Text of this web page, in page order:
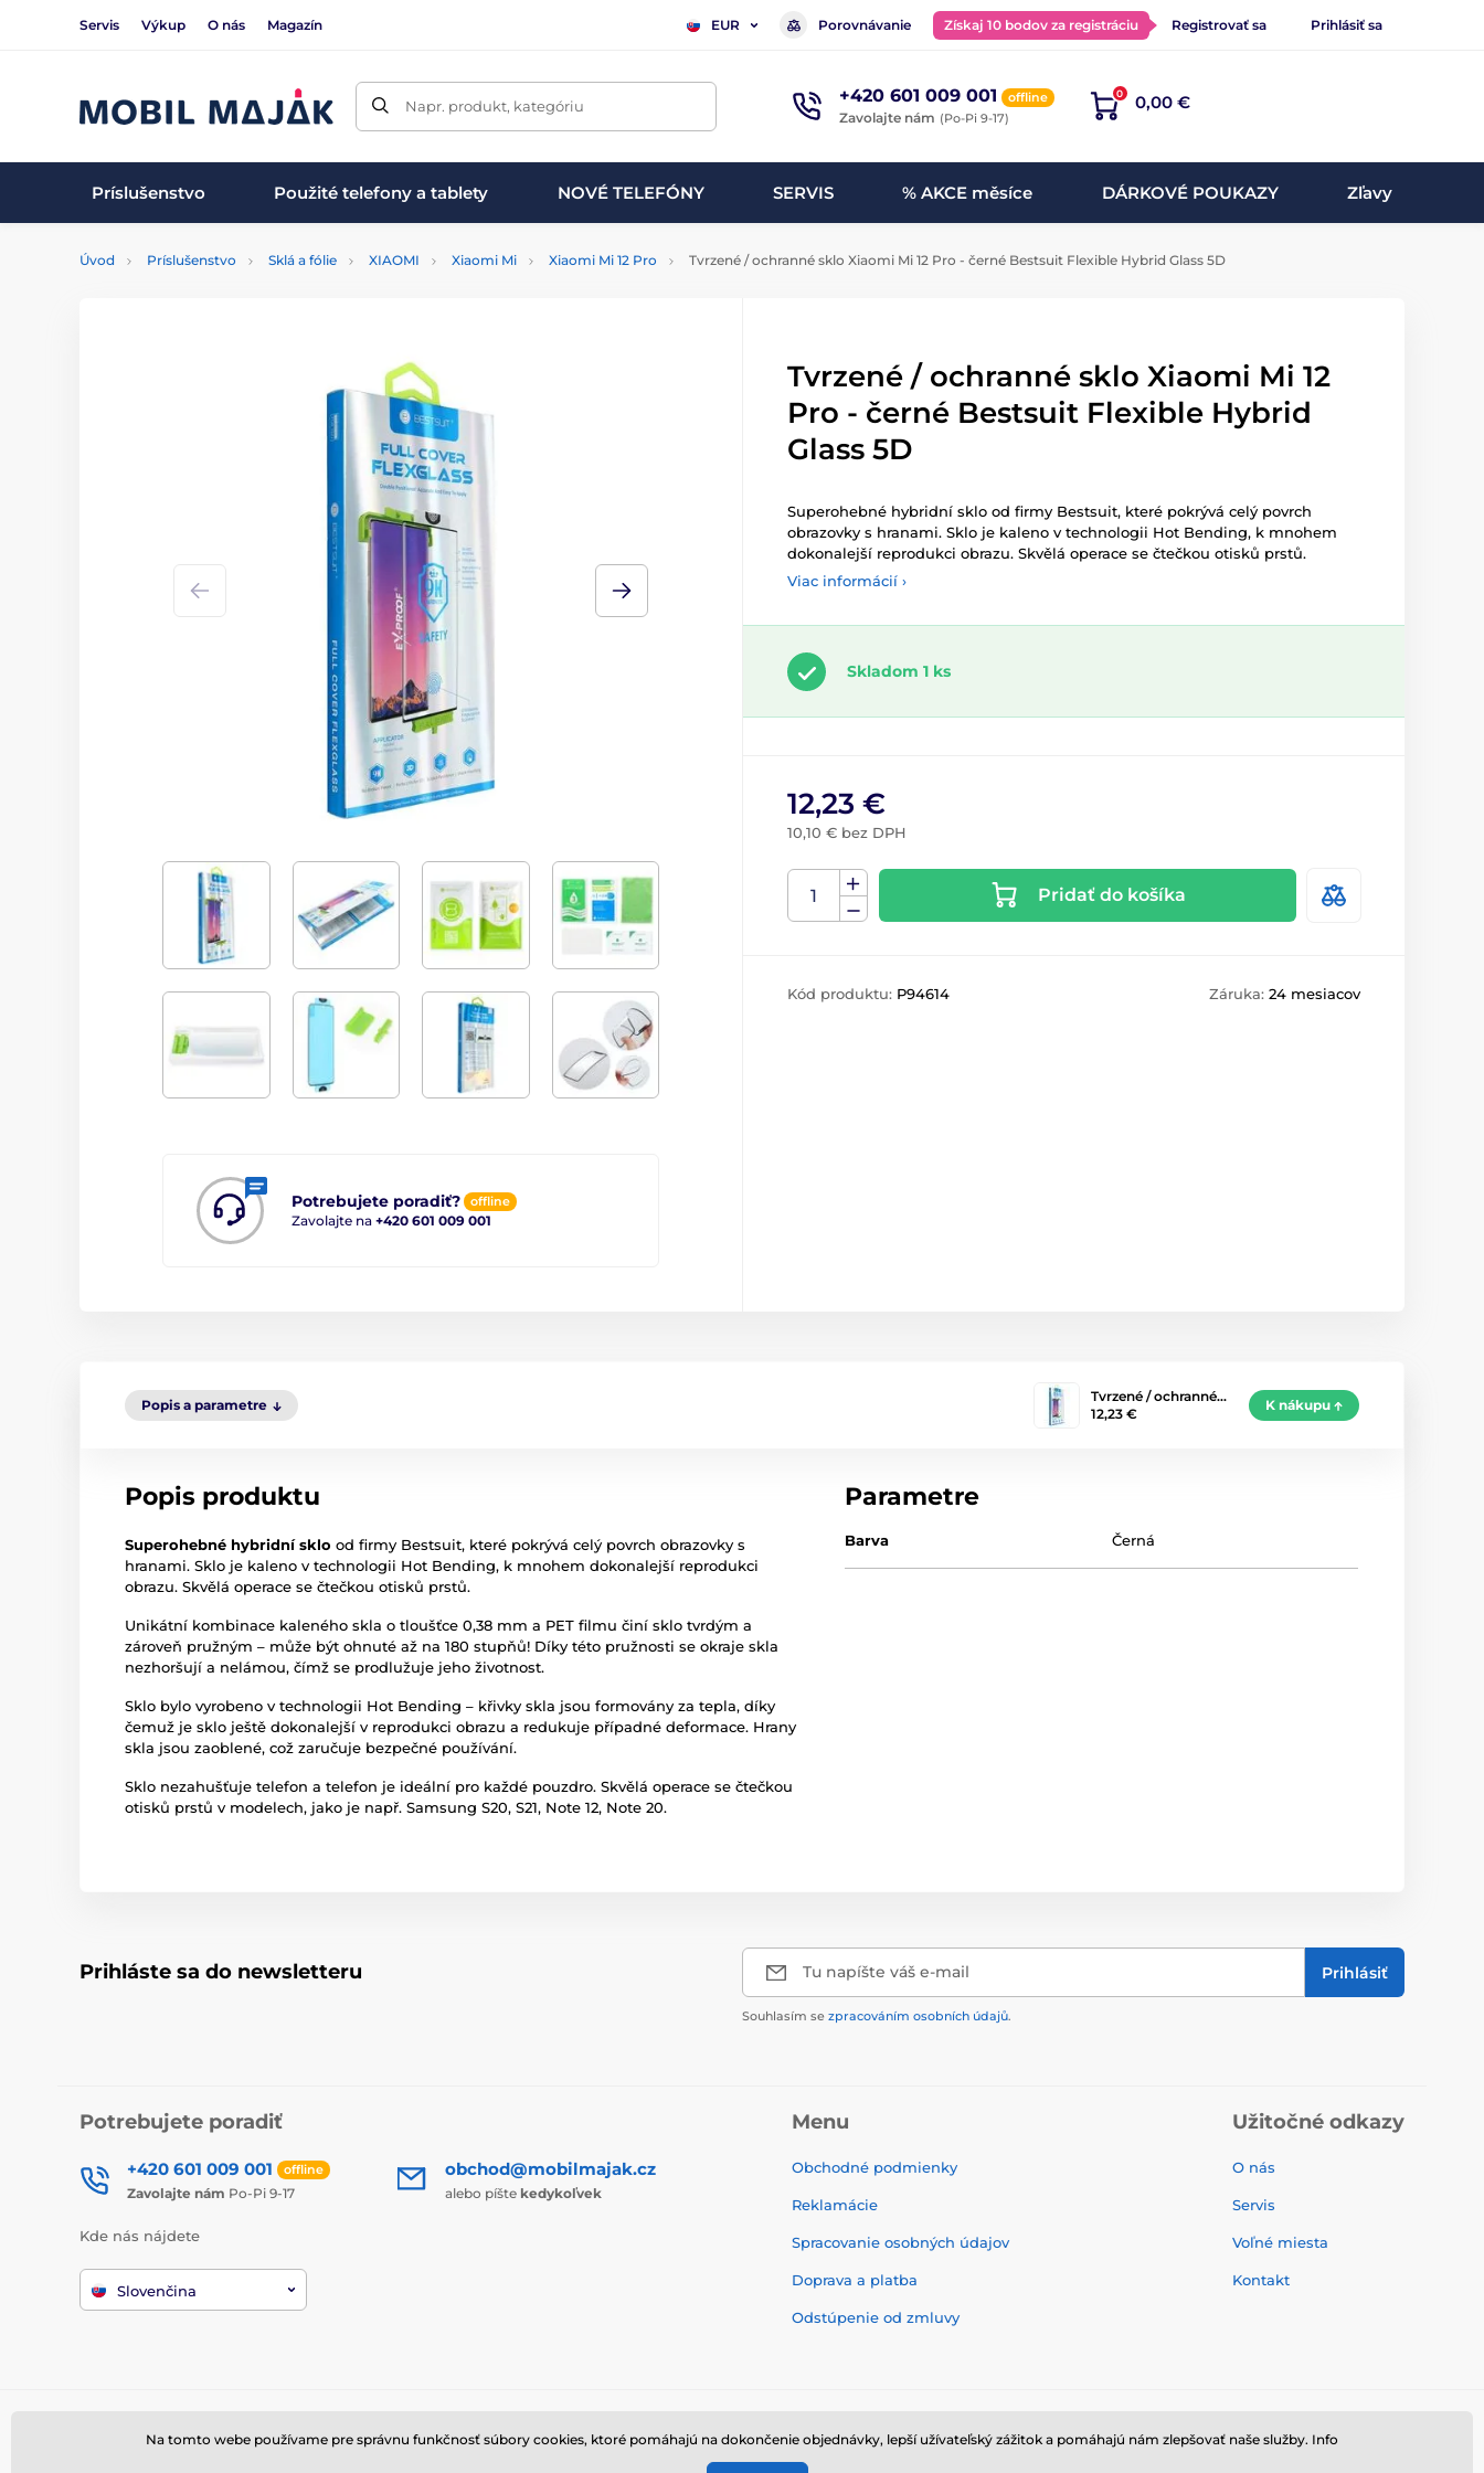
Servis Výkup O nás Magazín EUR Porovnávanie Získaj 10 bodov za registráciu Registrovať sa Prihlásiť sa
Napr. produkt, kategóriu +420 601 009 001 offline
Zavolajte nám (Po-Pi 9-17)
0 0,00 €
Príslušenstvo Použité telefony a tablety NOVÉ TELEFÓNY SERVIS % AKCE měsíce DÁRKOVÉ POUKAZY Zľavy
Úvod Príslušenstvo Sklá a fólie XIAOMI Xiaomi Mi Xiaomi Mi 12 Pro Tvrzené / ochranné sklo Xiaomi Mi 12 Pro - černé Bestsuit Flexible Hybrid Glass 5D
Potrebujete poradiť? offline
Zavolajte na +420 601 009 001
Tvrzené / ochranné sklo Xiaomi Mi 12
Pro - černé Bestsuit Flexible Hybrid
Glass 5D
Superohebné hybridní sklo od firmy Bestsuit, které pokrývá celý povrch
obrazovky s hranami. Sklo je kaleno v technologii Hot Bending, k mnohem
dokonalejší reprodukci obrazu. Skvělá operace se čtečkou otisků prstů.
Viac informácií ›
Skladom 1 ks
12,23 €
10,10 € bez DPH
Pridať do košíka
Kód produktu: P94614 Záruka: 24 mesiacov
Popis a parametre
Tvrzené / ochranné…
12,23 €
K nákupu
Popis produktu
Superohebné hybridní sklo od firmy Bestsuit, které pokrývá celý povrch obrazovky s
hranami. Sklo je kaleno v technologii Hot Bending, k mnohem dokonalejší reprodukci
obrazu. Skvělá operace se čtečkou otisků prstů.
Unikátní kombinace kaleného skla o tloušťce 0,38 mm a PET filmu činí sklo tvrdým a
zároveň pružným – může být ohnuté až na 180 stupňů! Díky této pružnosti se okraje skla
nezhoršují a nelámou, čímž se prodlužuje jeho životnost.
Sklo bylo vyrobeno v technologii Hot Bending – křivky skla jsou formovány za tepla, díky
čemuž je sklo ještě dokonalejší v reprodukci obrazu a redukuje případné deformace. Hrany
skla jsou zaoblené, což zaručuje bezpečné používání.
Sklo nezahušťuje telefon a telefon je ideální pro každé pouzdro. Skvělá operace se čtečkou
otisků prstů v modelech, jako je např. Samsung S20, S21, Note 12, Note 20.
Parametre
Barva Černá
Prihláste sa do newsletteru Tu napíšte váš e-mail Prihlásiť
Souhlasím se zpracováním osobních údajů.
Potrebujete poradiť
+420 601 009 001 offline
Zavolajte nám Po-Pi 9-17
obchod@mobilmajak.cz
alebo píšte kedykoľvek
Kde nás nájdete
Slovenčina
Menu
Obchodné podmienky
Reklamácie
Spracovanie osobných údajov
Doprava a platba
Odstúpenie od zmluvy
Užitočné odkazy
O nás
Servis
Voľné miesta
Kontakt
© 2026 www.mobilmajak.sk ⦁ E-shop vytvorilaSIMPLIA.cz
Na tomto webe používame pre správnu funkčnosť súbory cookies, ktoré pomáhajú na dokončenie objednávky, lepší užívateľský zážitok a pomáhajú nám zlepšovať naše služby. Info